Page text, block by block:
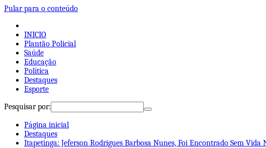
Pular para o conteúdo
INICIO
Plantão Policial
Saúde
Educação
Política
Destaques
Esporte
Pesquisar por:
Página inicial
Destaques
Itapetinga: Jeferson Rodrigues Barbosa Nunes, Foi Encontrado Sem